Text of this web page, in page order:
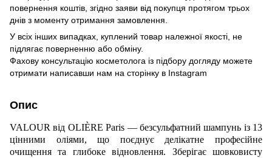
повернення коштів, згідно заяви від покупця протягом трьох
днів з моменту отримання замовлення.
У всіх інших випадках, куплений товар належної якості, не
підлягає поверненню або обміну.
Фахову консультацію косметолога із підбору догляду можете
отримати написавши нам на сторінку в Instagram
Опис
VALOUR від OLIÈRE Paris — безсульфатний шампунь із 13
цінними оліями, що поєднує делікатне професійне
очищення та глибоке відновлення. Зберігає шовковисту